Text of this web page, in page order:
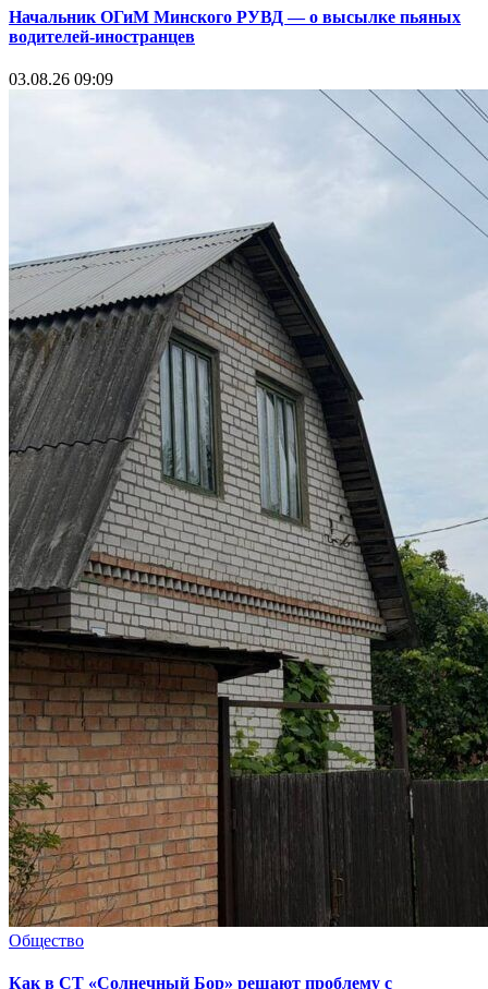
Начальник ОГиМ Минского РУВД — о высылке пьяных
водителей-иностранцев
03.08.26 09:09
Общество
Как в СТ «Солнечный Бор» решают проблему с